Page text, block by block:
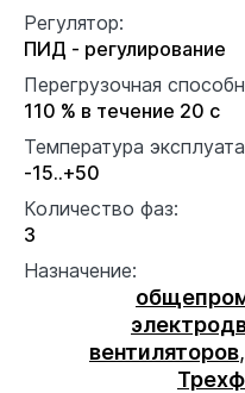
Регулятор:
ПИД - регулирование
Перегрузочная
110 % в течение 20 с
Температура
-15..+50
Количество фаз:
3
Назначение:
вентиляторов,